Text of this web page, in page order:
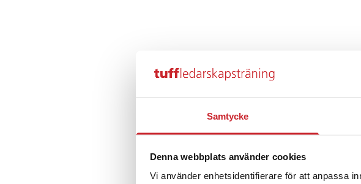
Samtycke
Denna webbplats använder cookies
Vi använder enhetsidentifierare för att anpassa